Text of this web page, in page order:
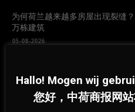
为何荷兰越来越多房屋出现裂缝
万栋建筑
05-08-2026
新版欧元纸币10款候选设计方案
请公众参与投票
05-08-2026
Hallo! Mogen wij
您好，中荷商报网